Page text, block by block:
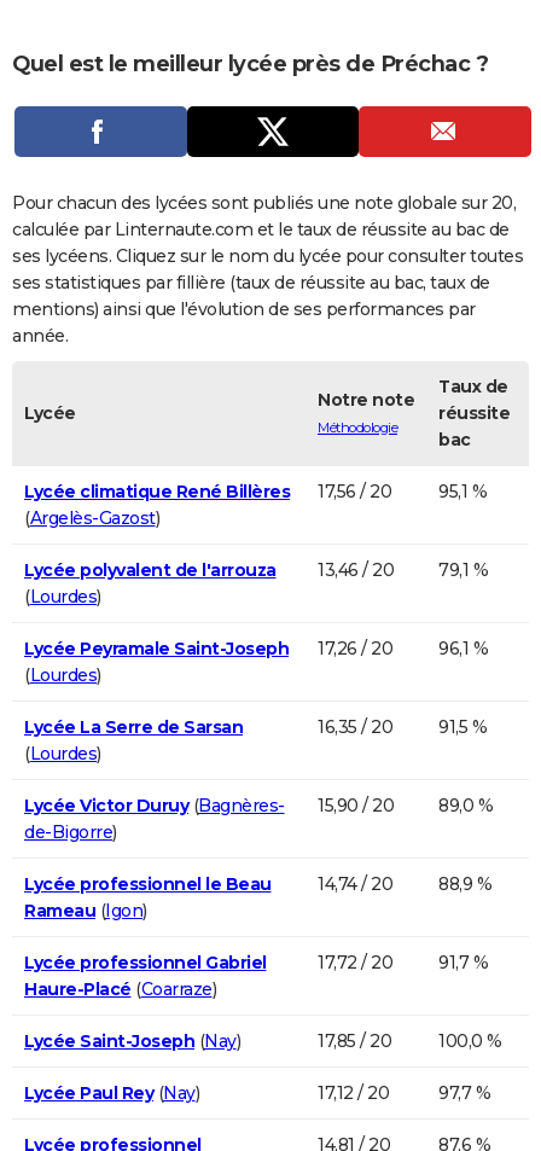
Dictionnaire
Biographies
Expressions
Proverbes
PROGRAMME TV
COPAINS D'AVANT
S'inscrire
Se connecter
Lycées
Collèges
Primaires
Universités
Entreprises
Service militaire
Avis de recherche
AVIS DE DÉCÈS
FORUM
Bricolage
Lifestyle
Culture
Sport
Auto
Television
Voyage
Cinema
Quel est le meilleur lycée près de Préchac ?
Pour chacun des lycées sont publiés une note globale sur 20,
calculée par Linternaute.com et le taux de réussite au bac de
ses lycéens. Cliquez sur le nom du lycée pour consulter toutes
ses statistiques par fillière (taux de réussite au bac, taux de
mentions) ainsi que l'évolution de ses performances par
année.
Lycée
Notre note
Méthodologie
Taux de
réussite
bac
Lycée climatique René Billères
(Argelès-Gazost)
17,56 / 20 95,1 %
Lycée polyvalent de l'arrouza
(Lourdes)
13,46 / 20 79,1 %
Lycée Peyramale Saint-Joseph
(Lourdes)
17,26 / 20 96,1 %
Lycée La Serre de Sarsan
(Lourdes)
16,35 / 20 91,5 %
Lycée Victor Duruy(Bagnères-
de-Bigorre)
15,90 / 20 89,0 %
Lycée professionnel le Beau
Rameau (Igon)
14,74 / 20 88,9 %
Lycée professionnel Gabriel
Haure-Placé (Coarraze)
17,72 / 20 91,7 %
Lycée Saint-Joseph (Nay) 17,85 / 20 100,0 %
Lycée Paul Rey(Nay) 17,12 / 20 97,7 %
Lycée professionnel
14,81 / 20 87,6 %